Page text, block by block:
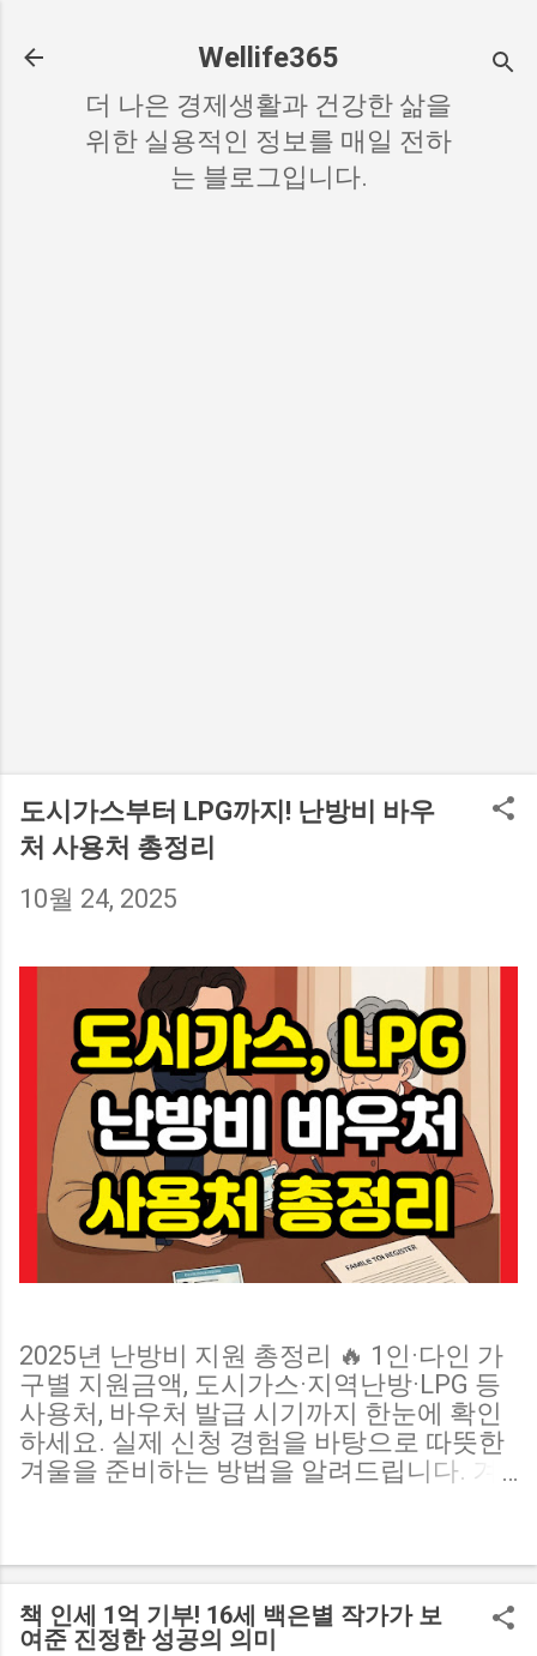
Wellife365
더 나은 경제생활과 건강한 삶을
위한 실용적인 정보를 매일 전하
는 블로그입니다.
도시가스부터 LPG까지! 난방비 바우
처 사용처 총정리
10월 24, 2025
2025년 난방비 지원 총정리 🔥 1인·다인 가
구별 지원금액, 도시가스·지역난방·LPG 등
사용처, 바우처 발급 시기까지 한눈에 확인
하세요. 실제 신청 경험을 바탕으로 따뜻한
겨울을 준비하는 방법을 알려드립니다. 겨
면서, 정부의 난방비 지원 제도에 관심이 높
아지고 있습니다. 저 역시 1인 가구로 살면
서 난방비 부담이 컸는데, ‘에너지 바우처’
제도를 알게 된 후 큰 도움이 됐습니다. 이번
책 인세 1억 기부! 16세 백은별 작가가 보
여준 진정한 성공의 의미